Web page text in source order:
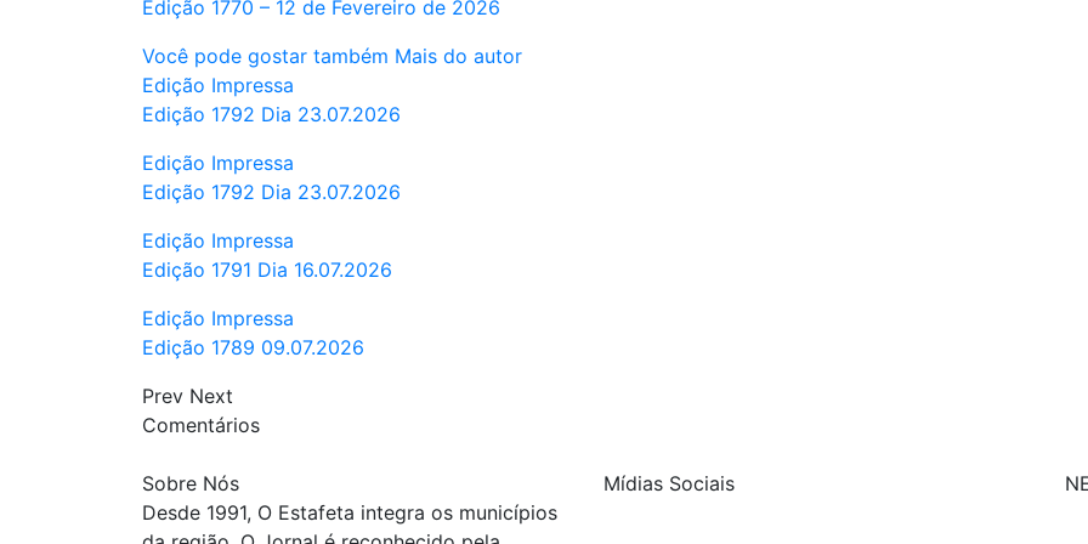
Edição 1770 – 12 de Fevereiro de 2026
Você pode gostar também Mais do autor
Edição Impressa
Edição 1792 Dia 23.07.2026
Edição Impressa
Edição 1792 Dia 23.07.2026
Edição Impressa
Edição 1791 Dia 16.07.2026
Edição Impressa
Edição 1789 09.07.2026
Prev Next
Comentários
Sobre Nós
Desde 1991, O Estafeta integra os municípios
Mídias Sociais